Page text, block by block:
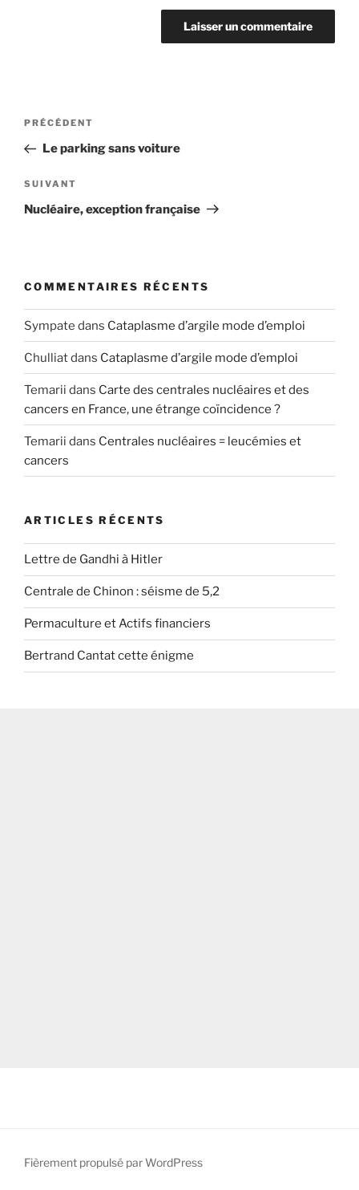
Navigation
l’article
Article
précédent
PRÉCÉDENT
Le parking sans voiture
Article
suivant
SUIVANT
Nucléaire, exception française
COMMENTAIRES RÉCENTS
Sympate dans Cataplasme d’argile mode d’emploi
Chulliatdans Cataplasme d’argile mode d’emploi
Temarii dans Carte des centrales nucléaires et des
cancers en France, une étrange coïncidence ?
Temarii dans Centrales nucléaires = leucémies et
cancers
ARTICLES RÉCENTS
Lettre de Gandhi à Hitler
Centrale de Chinon : séisme de 5,2
Permaculture et Actifs financiers
Bertrand Cantat cette énigme
Fièrement propulsé par WordPress